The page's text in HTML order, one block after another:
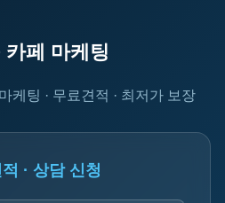
카페 마케팅
케팅 · 무료견적 · 최저가 보장
· 상담 신청